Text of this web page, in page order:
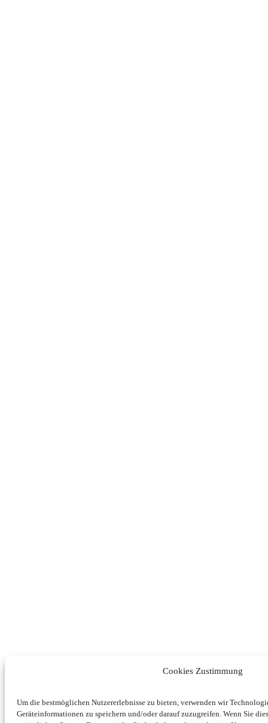
Cookies Zustimmung
Um die bestmöglichen Nutzererlebnisse zu bieten, verwenden wir
Geräteinformationen zu speichern und/oder darauf zuzugreifen. Wenn Sie